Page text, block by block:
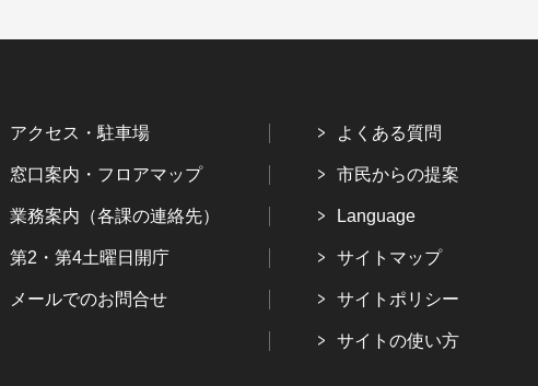
アクセス・駐車場
窓口案内・フロアマップ
業務案内（各課の連絡先）
第2・第4土曜日開庁
メールでのお問合せ
よくある質問
市民からの提案
Language
サイトマップ
サイトポリシー
サイトの使い方